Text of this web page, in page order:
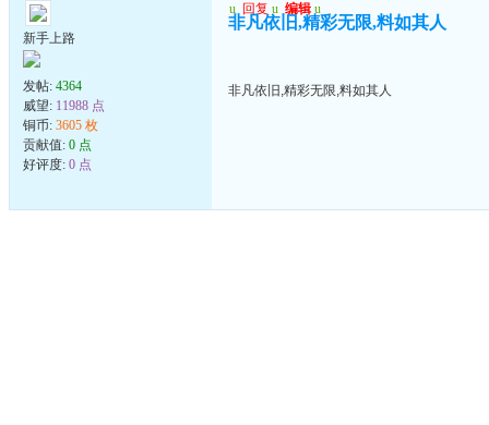
新手上路
发帖: 4364
威望: 11988 点
铜币: 3605 枚
贡献值: 0 点
好评度: 0 点
u 回复 u 编辑 u
非凡依旧,精彩无限,料如其人
非凡依旧,精彩无限,料如其人